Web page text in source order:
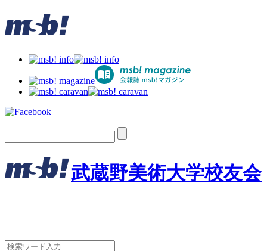
武蔵野美術大学校友会